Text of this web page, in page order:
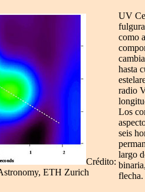
Crédito:
ETH Zurich
UV
como
hasta
radio
Los
seis
largo
flecha.